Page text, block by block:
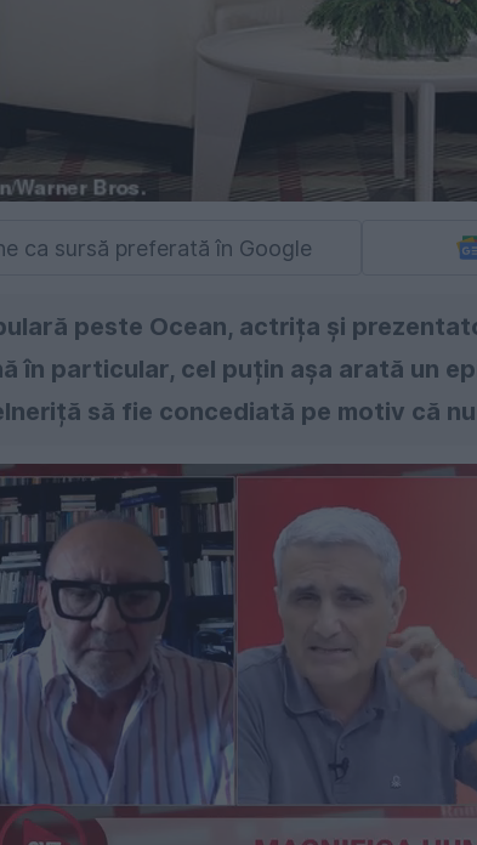
ca sursă preferată în Google
peste Ocean, actrița și
în particular, cel puțin așa arată un
să fie concediată pe motiv că